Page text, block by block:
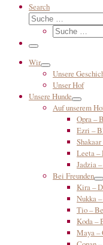
Search
Suche
Suche
Menü
Wir
Unsere
Unser Hof
Unsere Hunde
Auf unserem
Opra –
Ezri –
Leeta –
Jadzia
Bei Freunden
Kira –
Nukka
Tio –
Koda –
Maya –